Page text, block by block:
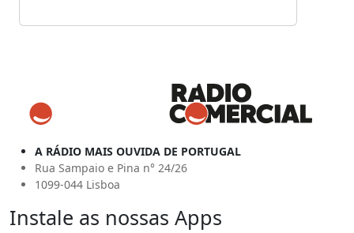
A RÁDIO MAIS OUVIDA DE PORTUGAL
Rua Sampaio e Pina n° 24/26
1099-044 Lisboa
Instale as nossas Apps